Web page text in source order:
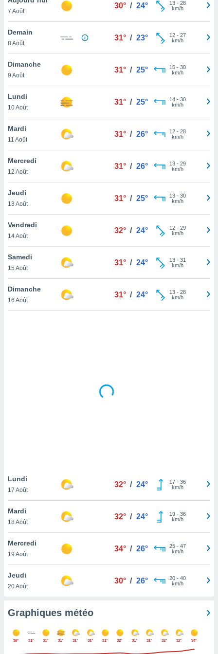
et
»,
au
vous
qu'ils
ou
le
ainsi
un
la
du
en
de
pas
de
à
cas,
que
sur le
que
ne
7 Août
30° / 24° 13- 28
km/h
Demain
8 Août
31° / 23° 12- 27
km/h
Dimanche
9 Août
31° / 25° 15- 30
km/h
Lundi
10 Août
31° / 25° 14- 30
km/h
Mardi
11 Août
31° / 26° 12- 28
km/h
Mercredi
12 Août
31° / 26° 13- 29
km/h
Jeudi
13 Août
31° / 25° 13- 30
km/h
Vendredi
14 Août
32° / 24° 12- 29
km/h
Samedi
15 Août
31° / 24° 13- 31
km/h
Dimanche
16 Août
31° / 24° 13- 28
km/h
Lundi
17 Août
32° / 24° 17- 36
km/h
Mardi
18 Août
32° / 24° 19- 36
km/h
Mercredi
19 Août
34° / 26° 25- 47
km/h
Jeudi
20 Août
30° / 26° 20- 40
km/h
Graphiques météo
30° 31° 31° 31° 31° 31° 31° 32° 31° 31° 32° 32° 34°